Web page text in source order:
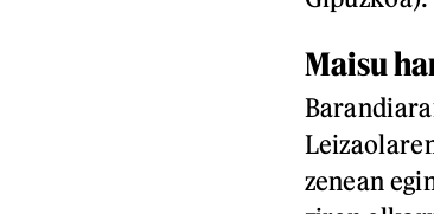
Maisu
zenean